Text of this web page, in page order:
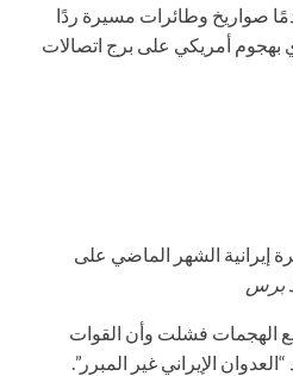
صواريخ وطائرات مسيرة ردًا
أمريكي على برج اتصالات
إيرانية الشهر الماضي على
برس
الهجمات فشلت وأن القوات
الإيراني غير المبرر”.